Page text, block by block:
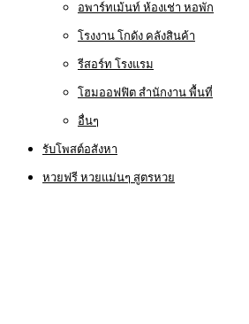
อพาร์ทเม้นท์ ห้องเช่า หอพัก
โรงงาน โกดัง คลังสินค้า
รีสอร์ท โรงแรม
โฮมออฟฟิต สำนักงาน พื้นที่
อื่นๆ
รับโพสต์อสังหา
หวยฟรี หวยแม่นๆ สูตรหวย